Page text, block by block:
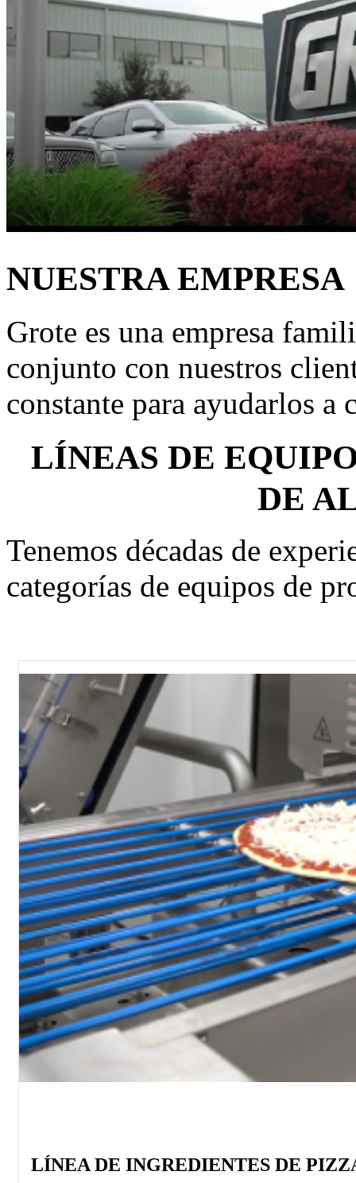
NUESTRA EMPRESA
Grote es una empresa
conjunto con nuestros
constante para ayudarlos a
LÍNEAS DE
DE
Tenemos décadas de
categorías de equipos de
LÍNEA DE INGREDIENTES DE